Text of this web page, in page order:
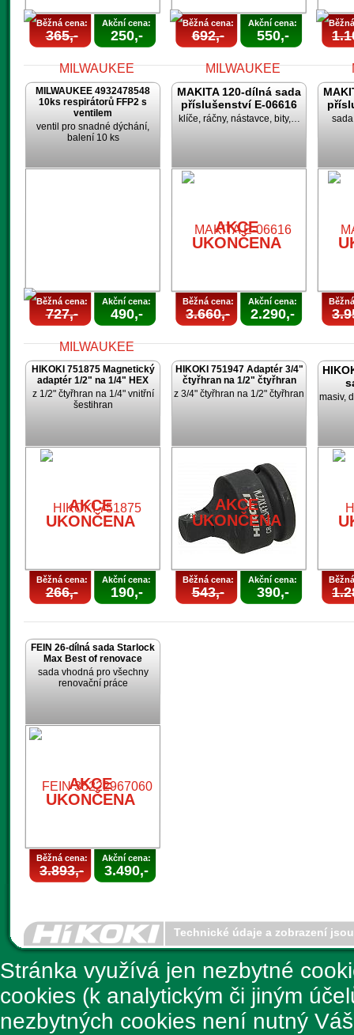
Běžná cena:
365,-
Akční cena:
250,-
Běžná cena:
692,-
Akční cena:
550,-
MILWAUKEE 4932478548
10ks respirátorů FFP2 s
ventilem
ventil pro snadné dýchání,
balení 10 ks
Běžná cena:
727,-
Akční cena:
490,-
MAKITA 120-dílná sada
příslušenství E-06616
klíče, ráčny, nástavce, bity,…
AKCE
UKONČENA
Běžná cena:
3.660,-
Akční cena:
2.290,-
HIKOKI 751875 Magnetický
adaptér 1/2" na 1/4" HEX
z 1/2" čtyřhran na 1/4" vnitřní
šestihran
AKCE
UKONČENA
Běžná cena:
266,-
Akční cena:
190,-
HIKOKI 751947 Adaptér 3/4"
čtyřhran na 1/2" čtyřhran
z 3/4" čtyřhran na 1/2" čtyřhran
AKCE
UKONČENA
Běžná cena:
543,-
Akční cena:
390,-
masiv,
FEIN 26-dílná sada Starlock
Max Best of renovace
sada vhodná pro všechny
renovační práce
AKCE
UKONČENA
Běžná cena:
3.893,-
Akční cena:
3.490,-
Technické údaje a zobrazení
Stránka využívá jen nezbytné
cookies (k analytickým či jiným
nezbytných cookies není nutný